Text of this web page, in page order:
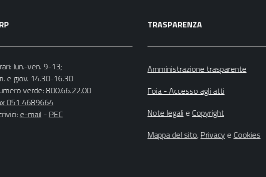
c
e
o
k
s
t
r
a
m
: lun.-ven. 9-13;
e giov. 14.30-16.30
verde: 800.66.22.00
051 4689664
: e-mail - PEC
TRASPARENZA
Amministrazione trasparente
Foia - Accesso agli atti
Note legali e Copyright
Mappa del sito, Privacy e Cookies